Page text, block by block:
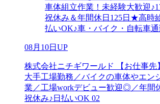
車体組立作業！未経験大歓迎
祝休み＆年間休日125日★高時
払いOK♪車・バイク・自転車
08月10日UP
株式会社ニチギワールド 【お仕事先
大手工場勤務／バイクの車体やエン
業／工場workデビュー歓迎◎／年間
祝休み♪日払いOK 02